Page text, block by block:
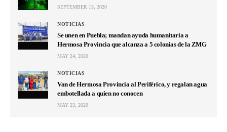
SEPTEMBER 15, 2020
NOTICIAS
Se unen en Puebla; mandan ayuda humanitaria a
Hermosa Provincia que alcanza a 5 colonias de la ZMG
MAY 24, 2020
NOTICIAS
Van de Hermosa Provincia al Periférico, y regalan agua
embotellada a quien no conocen
MAY 23, 2020